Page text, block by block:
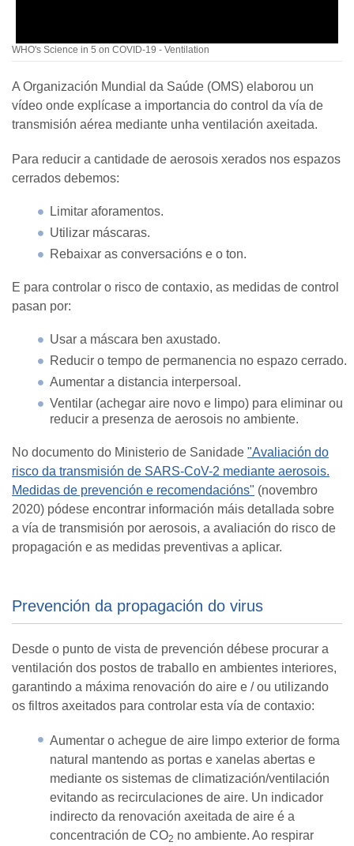
WHO's Science in 5 on COVID-19 - Ventilation
A Organización Mundial da Saúde (OMS) elaborou un
vídeo onde explícase a importancia do control da vía de
transmisión aérea mediante unha ventilación axeitada.
Para reducir a cantidade de aerosois xerados nos espazos
cerrados debemos:
Limitar aforamentos.
Utilizar máscaras.
Rebaixar as conversacións e o ton.
E para controlar o risco de contaxio, as medidas de control
pasan por:
Usar a máscara ben axustado.
Reducir o tempo de permanencia no espazo cerrado.
Aumentar a distancia interpersoal.
Ventilar (achegar aire novo e limpo) para eliminar ou
reducir a presenza de aerosois no ambiente.
No documento do Ministerio de Sanidade "Avaliación do
risco da transmisión de SARS-CoV-2 mediante aerosois.
Medidas de prevención e recomendacións" (novembro
2020) pódese encontrar información máis detallada sobre
a vía de transmisión por aerosois, a avaliación do risco de
propagación e as medidas preventivas a aplicar.
Prevención da propagación do virus
Desde o punto de vista de prevención débese procurar a
ventilación dos postos de traballo en ambientes interiores,
garantindo a máxima renovación do aire e / ou utilizando
os filtros axeitados para controlar esta vía de contaxio:
Aumentar o achegue de aire limpo exterior de forma
natural mantendo as portas e xanelas abertas e
mediante os sistemas de climatización/ventilación
evitando as recirculaciones de aire. Un indicador
indirecto da renovación axeitada de aire é a
concentración de CO2 no ambiente. Ao respirar